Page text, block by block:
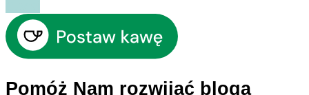
dzieci
Pomóż Nam rozwijać bloga